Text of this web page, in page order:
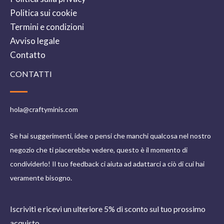
Politica sui cookie
Termini e condizioni
Avviso legale
Contatto
CONTATTI
hola@craftyminis.com
Se hai suggerimenti, idee o pensi che manchi qualcosa nel nostro
negozio che ti piacerebbe vedere, questo è il momento di
condividerlo! Il tuo feedback ci aiuta ad adattarci a ciò di cui hai
veramente bisogno.
Iscriviti e ricevi un ulteriore 5% di sconto sul tuo prossimo